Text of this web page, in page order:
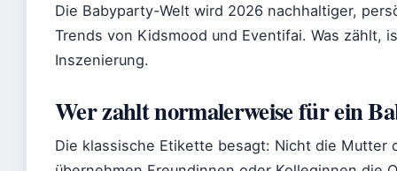
Die Babyparty-Welt wird 2026 nachhaltiger,
Trends von Kidsmood und Eventifai. Was zählt,
Inszenierung.
Wer zahlt normalerweise für ein
Die klassische Etikette besagt: Nicht die